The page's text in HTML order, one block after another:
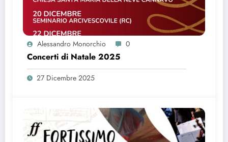
Alessandro Monorchio 0
Concerti di Natale 2025
27 Dicembre 2025